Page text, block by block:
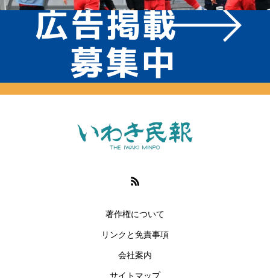
著作権について
リンクと免責事項
会社案内
サイトマップ